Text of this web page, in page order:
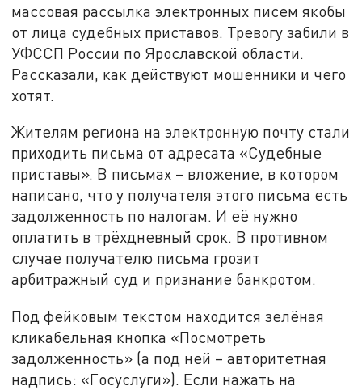
массовая рассылка электронных писем якобы
от лица судебных приставов. Тревогу забили в
УФССП России по Ярославской области.
Рассказали, как действуют мошенники и чего
хотят.
Жителям региона на электронную почту стали
приходить письма от адресата «Судебные
приставы». В письмах – вложение, в котором
написано, что у получателя этого письма есть
задолженность по налогам. И её нужно
оплатить в трёхдневный срок. В противном
случае получателю письма грозит
арбитражный суд и признание банкротом.
Под фейковым текстом находится зелёная
кликабельная кнопка «Посмотреть
задолженность» (а под ней – авторитетная
надпись: «Госуслуги»). Если нажать на